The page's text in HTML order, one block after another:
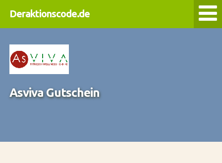
Deraktionscode.de
Asviva Gutschein